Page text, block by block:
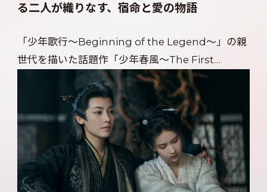
る二人が織りなす、宿命と愛の物語
「少年歌行～Beginning of the Legend～」の親
世代を描いた話題作「少年春風～The First
Generation～」「夢織姫～秘密の貴公子に恋をし
て～」「護心～ディスティニー・ラブ～」など、完
璧なビジュアルと抜群の演技力で近年で人気急上
昇のホウ・ミンハオ。本作で演じた「美しき大妖」
と呼ばれるキャラターは、その魅力がひときわ輝
く！ 相手役には、「蓮華楼」「永夜星河～シー
クレット・ラブミッション～」などで存在感を放